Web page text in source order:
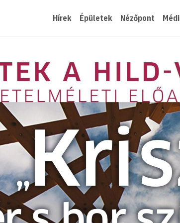
Hírek Épületek Nézőpont